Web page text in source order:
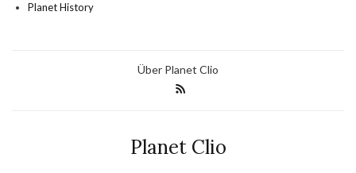
Planet History
Über Planet Clio
Planet Clio